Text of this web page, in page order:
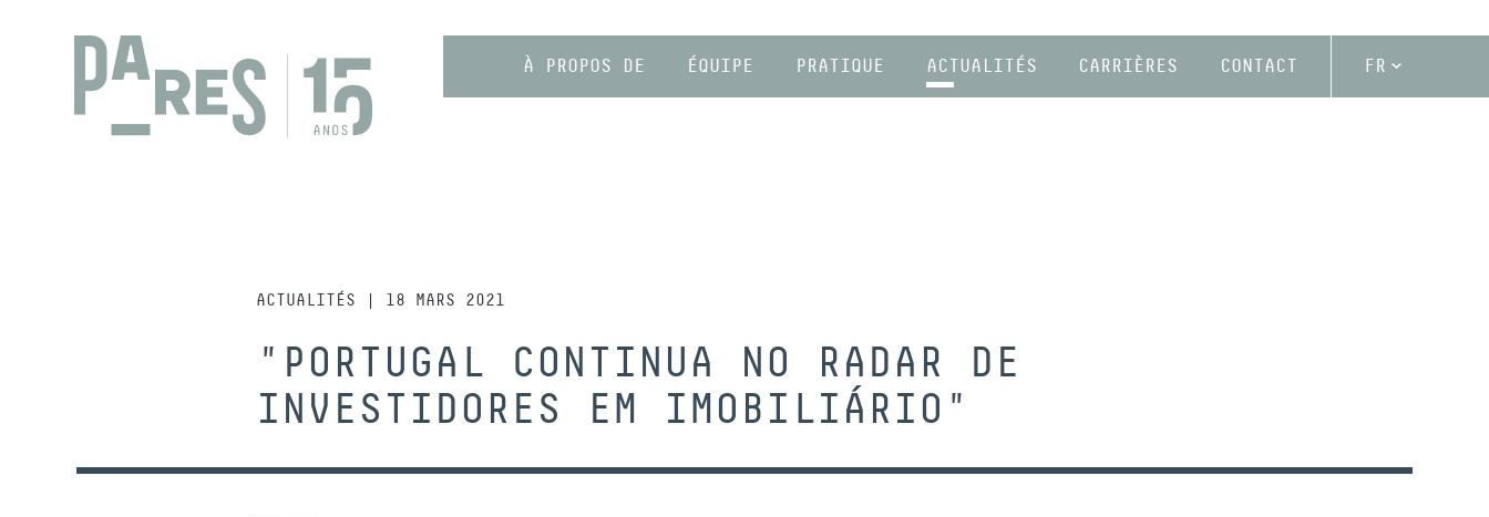
À PROPOS DE ÉQUIPE PRATIQUE ACTUALITÉS CARRIÈRES CONTACT FR
ACTUALITÉS | 18 MARS 2021
"PORTUGAL CONTINUA NO RADAR DE
INVESTIDORES EM IMOBILIÁRIO"